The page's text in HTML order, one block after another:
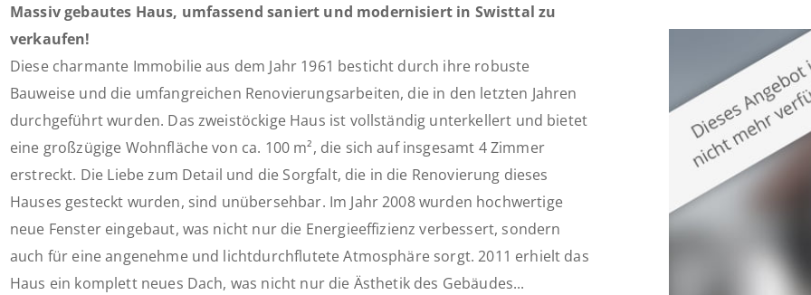
Massiv gebautes Haus, umfassend saniert und modernisiert in Swisttal zu
verkaufen!
Diese charmante Immobilie aus dem Jahr 1961 besticht durch ihre robuste
Bauweise und die umfangreichen Renovierungsarbeiten, die in den letzten Jahren
durchgeführt wurden. Das zweistöckige Haus ist vollständig unterkellert und bietet
eine großzügige Wohnfläche von ca. 100 m², die sich auf insgesamt 4 Zimmer
erstreckt. Die Liebe zum Detail und die Sorgfalt, die in die Renovierung dieses
Hauses gesteckt wurden, sind unübersehbar. Im Jahr 2008 wurden hochwertige
neue Fenster eingebaut, was nicht nur die Energieeffizienz verbessert, sondern
auch für eine angenehme und lichtdurchflutete Atmosphäre sorgt. 2011 erhielt das
Haus ein komplett neues Dach, was nicht nur die Ästhetik des Gebäudes...